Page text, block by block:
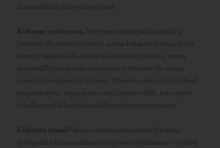
ihmissuhteisiin liittyviä ongelmia.
Kohtuus työnteossa. Erityisesti matalapalkka-aloilla ja
yritysten alkuvaiheilla työhön saattaa kulua melkoinen määrä
tunteja; tämä voi olla jonkin aikaa toimiva ratkaisu, mutta
pidemmälle jatkuessaan massiivisen työmäärän alle saattaa
romahtaa henkisesti ja fyysisesti. Oleellista onkin löytää ideaali
tasapaino työn, vapaa-ajan ja nukkumisen välille, jotta pysyt
oikeilla raiteilla kohti taloudellista riippumattomuutta.
Liikunta toimii! Sopiva määrä monipuolista liikuntaa
hyödyntää sekä mentaalista että fyysistä olotilaamme – riittävä